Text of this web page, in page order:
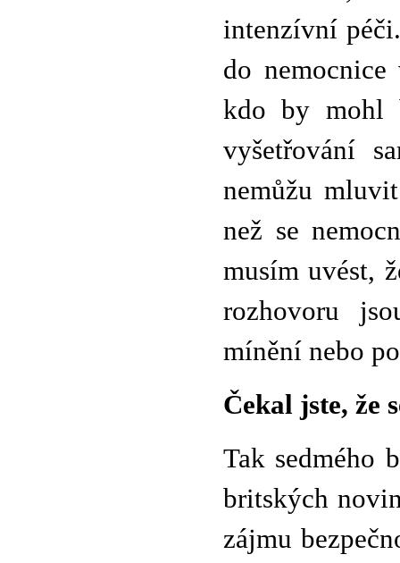
intenzívní
do
kdo by mohl
vyšetřování
nemůžu
než se
musím uvést,
rozhovoru
mínění nebo
Čekal jste, že
Tak sedmého
britských
zájmu